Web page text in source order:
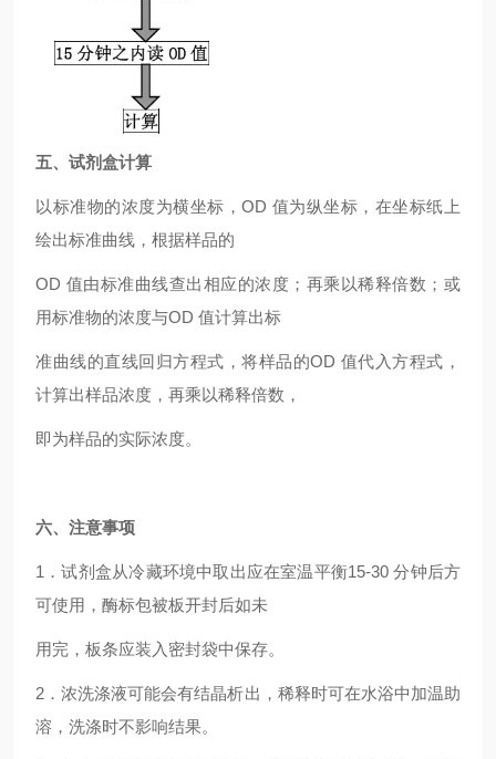
五、试剂盒计算
以标准物的浓度为横坐标，OD 值为纵坐标，在坐标纸上
绘出标准曲线，根据样品的
OD 值由标准曲线查出相应的浓度；再乘以稀释倍数；或
用标准物的浓度与OD 值计算出标
准曲线的直线回归方程式，将样品的OD 值代入方程式，
计算出样品浓度，再乘以稀释倍数，
即为样品的实际浓度。
六、注意事项
1．试剂盒从冷藏环境中取出应在室温平衡15-30 分钟后方
可使用，酶标包被板开封后如未
用完，板条应装入密封袋中保存。
2．浓洗涤液可能会有结晶析出，稀释时可在水浴中加温助
溶，洗涤时不影响结果。